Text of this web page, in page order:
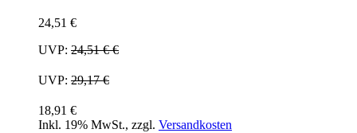
24,51 €
UVP: 24,51 €€
UVP: 29,17 €
18,91 €
Inkl. 19% MwSt., zzgl. Versandkosten